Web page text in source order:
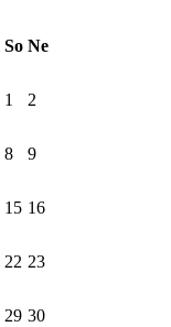
So Ne
1 2
8 9
15 16
22 23
29 30